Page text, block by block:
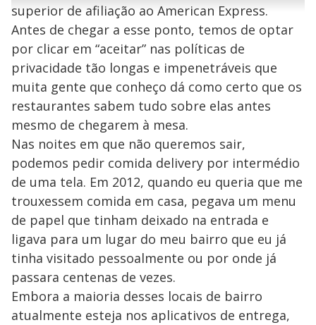
a
y
V
i
d
e
o
n
d
s
u
n
o
s
M
u
d
o
superior de afiliação ao American Express.
Antes de chegar a esse ponto, temos de optar
por clicar em “aceitar” nas políticas de
privacidade tão longas e impenetráveis que
muita gente que conheço dá como certo que os
restaurantes sabem tudo sobre elas antes
mesmo de chegarem à mesa.
Nas noites em que não queremos sair,
podemos pedir comida delivery por intermédio
de uma tela. Em 2012, quando eu queria que me
trouxessem comida em casa, pegava um menu
de papel que tinham deixado na entrada e
ligava para um lugar do meu bairro que eu já
tinha visitado pessoalmente ou por onde já
passara centenas de vezes.
Embora a maioria desses locais de bairro
atualmente esteja nos aplicativos de entrega,